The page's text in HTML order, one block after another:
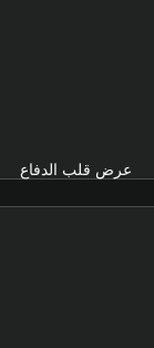
عرض قلب الدفاع